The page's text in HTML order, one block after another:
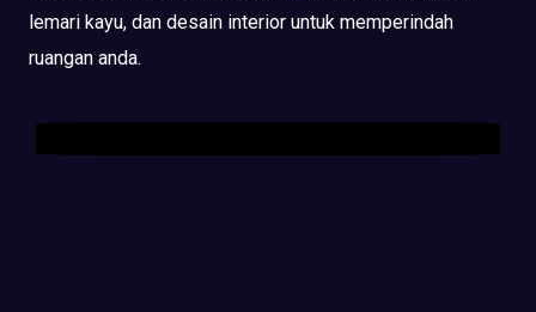
lemari kayu, dan desain interior untuk memperindah
ruangan anda.